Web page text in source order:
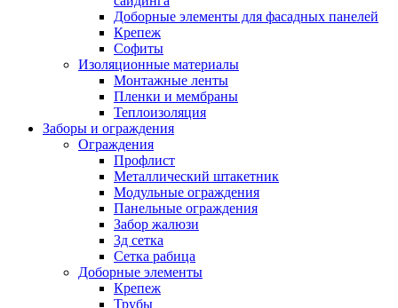
Доборные элементы для фасадных панелей
Крепеж
Софиты
Изоляционные материалы
Монтажные ленты
Пленки и мембраны
Теплоизоляция
Заборы и ограждения
Ограждения
Профлист
Металлический штакетник
Модульные ограждения
Панельные ограждения
Забор жалюзи
3д сетка
Сетка рабица
Доборные элементы
Крепеж
Трубы